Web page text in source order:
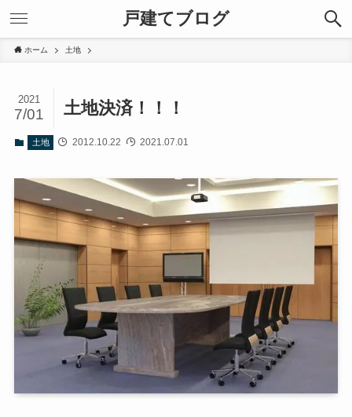
戸建てブログ
ホーム 土地
土地決済！！！
2021
7/01
土地 2012.10.22 2021.07.01